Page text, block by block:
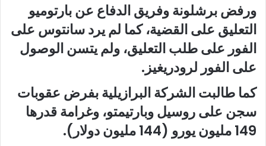
ورفض برشلونة وفريق الدفاع عن بارتوميو
التعليق على القضية، كما لم يرد سانتوس على
الفور على طلب التعليق، ولم يتسن الوصول
على الفور لرودريغيز.
كما طالبت الشركة البرازيلية بفرض عقوبات
سجن على روسيل وبارتيمتو، وغرامة قدرها
149 مليون يورو (144 مليون دولار).